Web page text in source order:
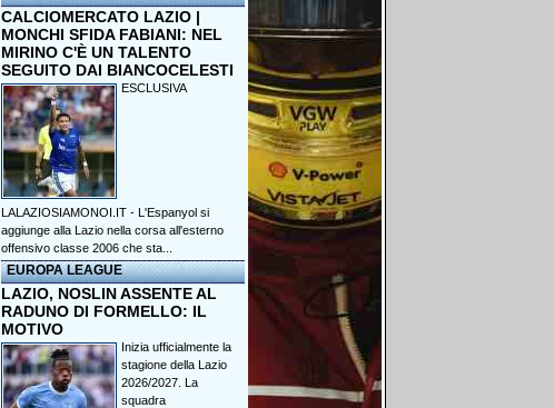
CALCIOMERCATO LAZIO |
MONCHI SFIDA FABIANI: NEL
MIRINO C'È UN TALENTO
SEGUITO DAI BIANCOCELESTI
ESCLUSIVA
LALAZIOSIAMONOI.IT - L'Espanyol si
aggiunge alla Lazio nella corsa all'esterno
offensivo classe 2006 che sta...
EUROPA LEAGUE
LAZIO, NOSLIN ASSENTE AL
RADUNO DI FORMELLO: IL
MOTIVO
Inizia ufficialmente la
stagione della Lazio
2026/2027. La
squadra